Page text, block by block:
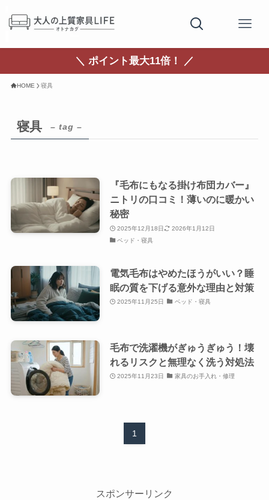
＼ ポイント最大11倍！ ／
HOME 寝具
寝具 – tag –
『毛布にもなる掛け布団カバー』
ニトリの口コミ！薄いのに暖かい
秘密
2025年12月18日
2026年1月12日
ベッド・寝具
電気毛布はやめたほうがいい？睡
眠の質を下げる意外な理由と対策
2025年11月25日 ベッド・寝具
毛布で洗濯機がぎゅうぎゅう！壊
れるリスクと無理なく洗う対処法
2025年11月23日 家具のお手入れ・修理
1
スポンサーリンク